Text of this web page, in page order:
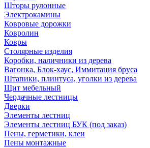
Шторы рулонные
Электрокамины
Ковровые дорожки
Ковролин
Ковры
Столярные изделия
Коробки, наличники из дерева
Вагонка, Блок-хаус, Иммитация бруса
Штапики, плинтуса, уголки из дерева
Щит мебельный
Чердачные лестницы
Дверки
Элементы лестниц
Элементы лестниц БУК (под заказ)
Пены, герметики, клеи
Пены монтажные